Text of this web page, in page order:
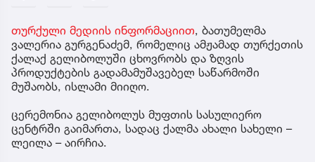
თურქული მედიის ინფორმაციით, ბათუმელმა
ვალერია გურგენაძემ, რომელიც ამჟამად თურქეთის
ქალაქ გელიბოლუში ცხოვრობს და ზღვის
პროდუქტების გადამამუშავებელ საწარმოში
მუშაობს, ისლამი მიიღო.
ცერემონია გელიბოლუს მუფთის სასულიერო
ცენტრში გაიმართა, სადაც ქალმა ახალი სახელი –
ლეილა – აირჩია.